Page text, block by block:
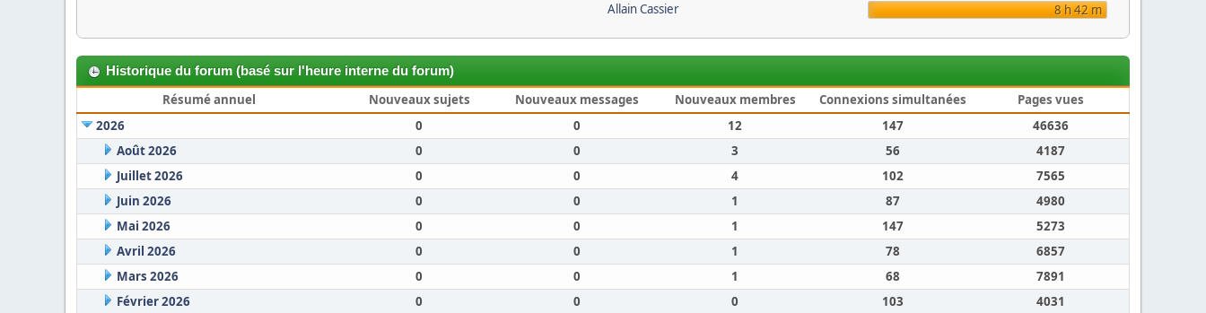
Allain Cassier 8 h 42 m
Historique du forum (basé sur l'heure interne du forum)
Résumé annuel Nouveaux sujets Nouveaux messages Nouveaux membres Connexions simultanées
Pages vues
2026
0 0 12 147
46636
Août 2026
0 0 3 56
4187
Juillet 2026
0 0 4 102
7565
Juin 2026
0 0 1 87
4980
Mai 2026
0 0 1 147
5273
Avril 2026
0 0 1 78
6857
Mars 2026
0 0 1 68
7891
Février 2026
0 0 0 103 4031